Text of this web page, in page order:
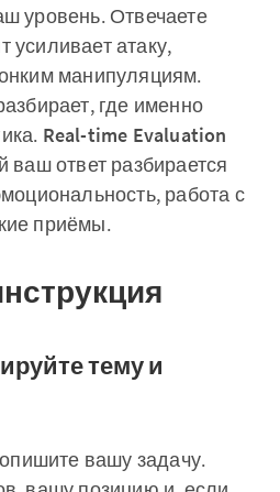
уровень. Отвечаете
усиливает атаку,
манипуляциям.
где именно
Real-time Evaluation
ваш ответ разбирается
работа с
приёмы.
тему и
вашу задачу.